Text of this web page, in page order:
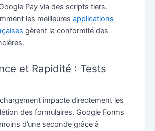
Pay via des scripts tiers.
les meilleures applications
gèrent la conformité des
et Rapidité : Tests
impacte directement les
des formulaires. Google Forms
d’une seconde grâce à